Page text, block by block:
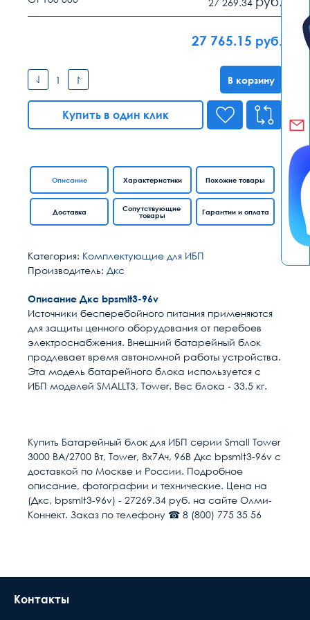
27 269.34
27 765.15 руб.
В корзину
Купить в один клик
Описание Характеристики
Доставка
Похожие товары
Сопутствующие
товары
Гарантии и оплата
Категория: Комплектующие для ИБП
Производитель: Дкс
Описание Дкс bpsmlt3-96v
Источники бесперебойного питания применяются
для защиты ценного оборудования от перебоев
электроснабжения. Внешний батарейный блок
продлевает время автономной работы устройства.
Эта модель батарейного блока используется с
ИБП моделей SMALLT3, Tower. Вес блока - 33,5 кг.
Страна Китай
Тип изделия Батарея
Единица измерения шт
Условия доставки
Доставка осуществляется в течении 2-4
рабочих дней после поступления оплаты на
наш расчётный счёт
до подъезда или места куда может подъехать
Купить Батарейный блок для ИБП серии Small Tower
3000 ВА/2700 Вт, Tower, 8х7Ач, 96В Дкс bpsmlt3-96v с
доставкой по Москве и России. Подробное
описание, фотографии и технические. Цена на
(Дкс, bpsmlt3-96v) - 27269.34 руб. на сайте Олми-
Коннект. Заказ по телефону ☎ 8 (800) 775 35 56
Контакты